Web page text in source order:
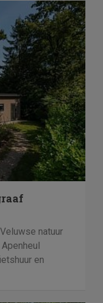
natuur
en